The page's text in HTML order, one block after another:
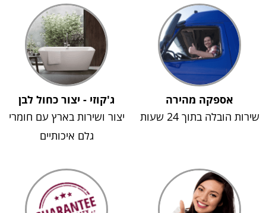
אספקה מהירה
שירות הובלה בתוך 24 שעות
ג'קוזי - יצור כחול לבן
יצור ושירות בארץ עם חומרי
גלם איכותיים